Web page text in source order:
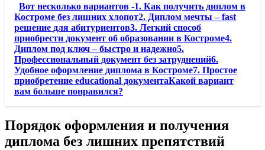
Вот несколько вариантов -1. Как получить диплом в
Костроме без лишних хлопот2. Диплом мечты – fast
решение для абитуриентов3. Легкий способ
приобрести документ об образовании в Костроме4.
Диплом под ключ – быстро и надежно5.
Профессиональный документ без затруднений6.
Удобное оформление диплома в Костроме7. Простое
приобретение educational документаКакой вариант
вам больше понравился?
Порядок оформления и получения
диплома без лишних препятствий